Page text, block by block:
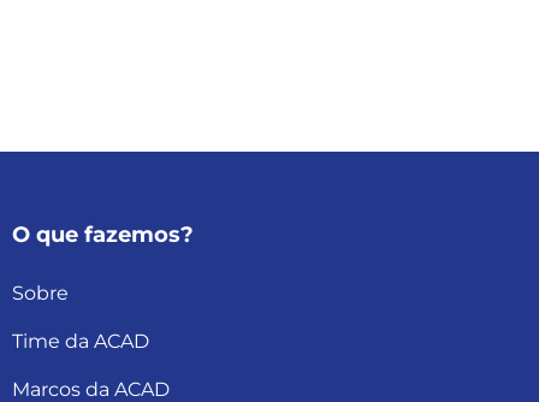
O que fazemos?
Sobre
Time da ACAD
Marcos da ACAD